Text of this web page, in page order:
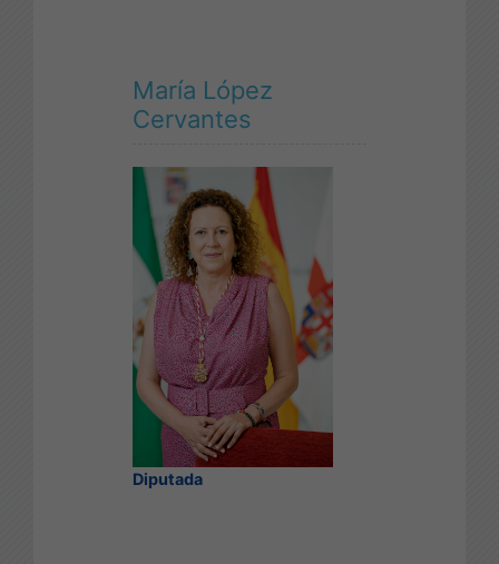
María López
Cervantes
Diputada